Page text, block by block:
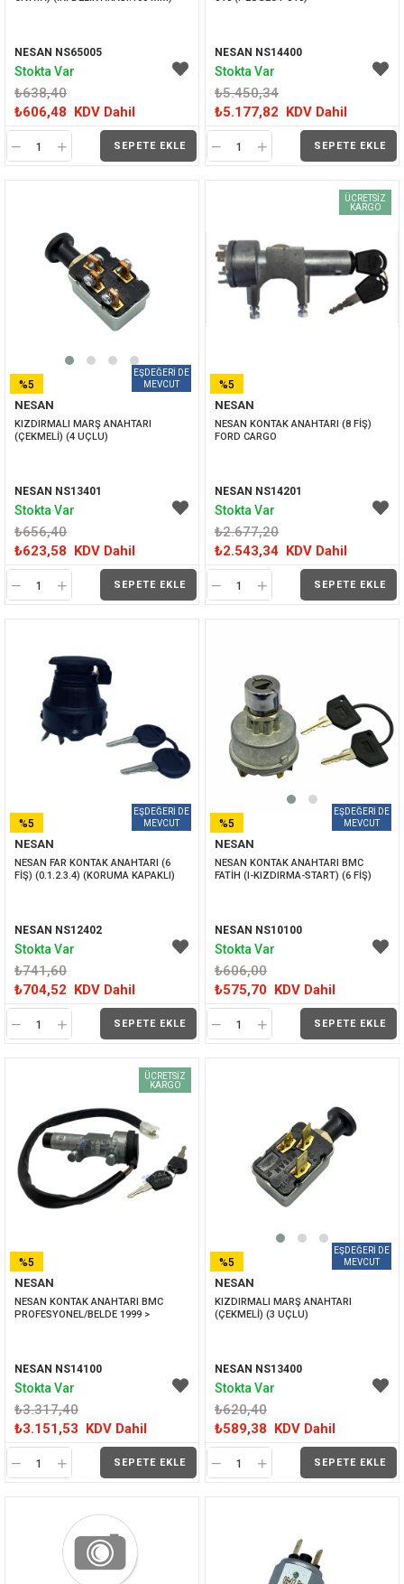
NESAN NS65005
₺638,40
₺606,48 KDV Dahil
SEPETE EKLE
Stokta Var
NESAN NS14400
₺5.450,34
₺5.177,82 KDV Dahil
SEPETE EKLE
Stokta Var
NESAN
KIZDIRMALI MARŞ ANAHTARI
(ÇEKMELİ) (4 UÇLU)
NESAN NS13401
₺656,40
₺623,58 KDV Dahil
SEPETE EKLE
%5
İNDIRIM
Stokta Var
NESAN
NESAN KONTAK ANAHTARI (8 FİŞ)
FORD CARGO
NESAN NS14201
₺2.677,20
₺2.543,34 KDV Dahil
SEPETE EKLE
%5
İNDIRIM
ÜCRETSIZ
KARGO
Stokta Var
NESAN
NESAN FAR KONTAK ANAHTARI (6
FİŞ) (0.1.2.3.4) (KORUMA KAPAKLI)
NESAN NS12402
₺741,60
₺704,52 KDV Dahil
SEPETE EKLE
%5
İNDIRIM
Stokta Var
NESAN
NESAN KONTAK ANAHTARI BMC
FATİH (I-KIZDIRMA-START) (6 FİŞ)
NESAN NS10100
₺606,00
₺575,70 KDV Dahil
SEPETE EKLE
%5
İNDIRIM
Stokta Var
NESAN
NESAN KONTAK ANAHTARI BMC
PROFESYONEL/BELDE 1999 >
NESAN NS14100
₺3.317,40
₺3.151,53 KDV Dahil
SEPETE EKLE
%5
İNDIRIM
ÜCRETSIZ
KARGO
Stokta Var
NESAN
KIZDIRMALI MARŞ ANAHTARI
(ÇEKMELİ) (3 UÇLU)
NESAN NS13400
₺620,40
₺589,38 KDV Dahil
SEPETE EKLE
%5
İNDIRIM
Stokta Var